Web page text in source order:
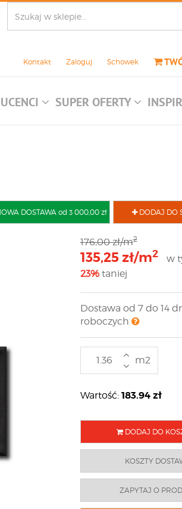
Kontakt Zaloguj Schowek
SUPER OFERTY
DODAJ DO
DOSTAWA od 3 000,00 zł
176,00 zł/m2
135,25 zł/m2
w
23%taniej
Dostawa od 7 do 14
roboczych
m2
Wartość: 183.94zł
DODAJ DO
KOSZTY
ZAPYTAJ O